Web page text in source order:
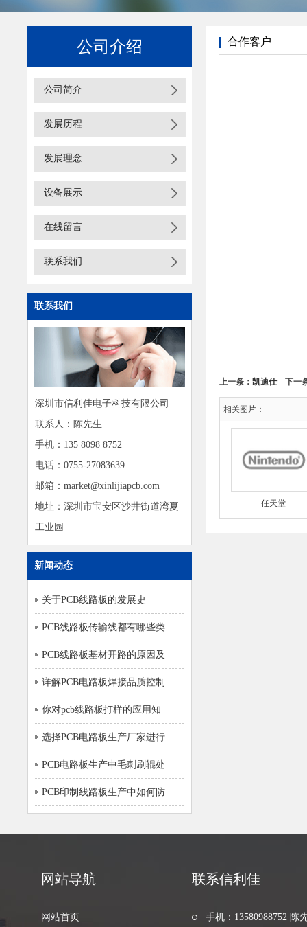
公司介绍
公司简介
发展历程
发展理念
设备展示
在线留言
联系我们
联系我们
深圳市信利佳电子科技有限公司
联系人：陈先生
手机：135 8098 8752
电话：0755-27083639
邮箱：market@xinlijiapcb.com
地址：深圳市宝安区沙井街道湾夏
工业园
新闻动态
关于PCB线路板的发展史
PCB线路板传输线都有哪些类
PCB线路板基材开路的原因及
详解PCB电路板焊接品质控制
你对pcb线路板打样的应用知
选择PCB电路板生产厂家进行
PCB电路板生产中毛刺刷辊处
PCB印制线路板生产中如何防
合作客户
上一条： 凯迪仕下一
相关图片：
任天堂
网站导航
网站首页
联系信利佳
手机：13580988752 陈